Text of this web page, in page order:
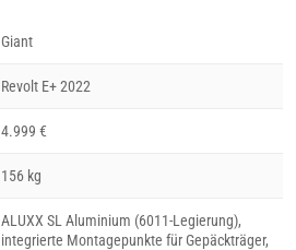
Giant
Revolt E+ 2022
4.999 €
156 kg
ALUXX SL Aluminium (6011-Legierung),
integrierte Montagepunkte für Gepäckträger,